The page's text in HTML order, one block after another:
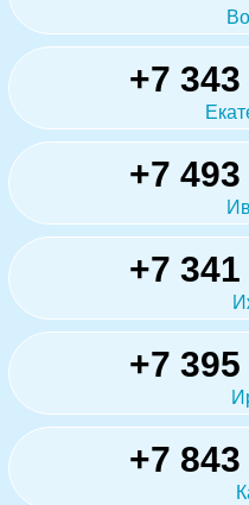
+7
+7
+7
+7
+7